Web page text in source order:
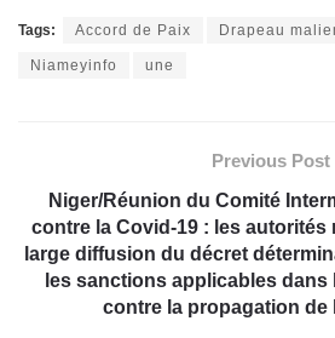
Tags: Accord de Paix Drapeau
Niameyinfo une
Previous Post
Niger/Réunion du Comité
contre la Covid-19 : les autorités
large diffusion du décret
les sanctions applicables dans
contre la propagation de